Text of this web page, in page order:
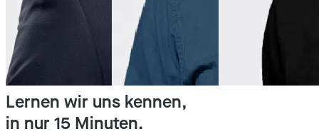
Lernen wir uns kennen,
in nur 15 Minuten.